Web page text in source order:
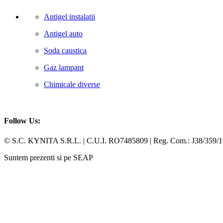
Antigel instalatii
Antigel auto
Soda caustica
Gaz lampant
Chimicale diverse
Follow Us:
Facebook
Whatsapp
© S.C. KYNITA S.R.L. | C.U.I. RO7485809 | Reg. Com.: J38/359/
Suntem prezenti si pe SEAP